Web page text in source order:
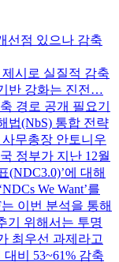
선점 있으나 감축
시로 실질적 감축
반 강화는 진전…
경로 공개 필요기
법(NbS) 통합 전략
무총장 안토니우
정부가 지난 12월
(NDC3.0)’에 대해
We Want’를
이번 분석을 통해
기 위해서는 투명
최우선 과제라고
비 53~61% 감축